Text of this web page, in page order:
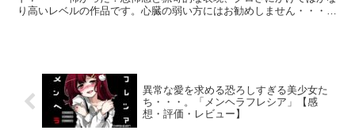
り高いレベルの作品です。心臓の弱い方にはお勧めしません・・・
異常な愛を求める恐ろしすぎる美少女た
ち・・・。「メンヘラフレシア」【感
想・評価・レビュー】